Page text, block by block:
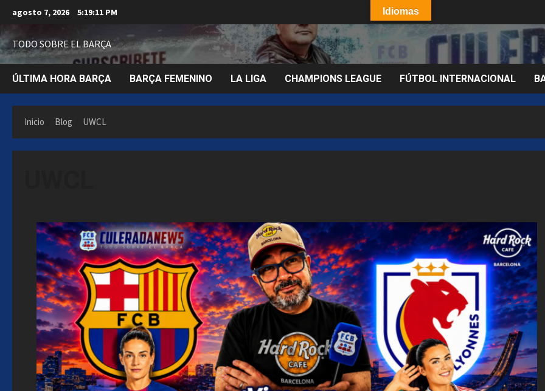
contenido
agosto 7, 2026 5:19:12 PM
TODO SOBRE EL BARÇA
ÚLTIMA HORA BARÇA BARÇA FEMENINO LA LIGA CHAMPIONS LEAGUE FÚTBOL INTERNACIONAL
Inicio Blog UWCL
Idiomas